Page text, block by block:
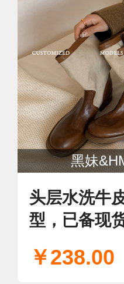
黑妹
头层水洗牛
型，已备现
￥238.00